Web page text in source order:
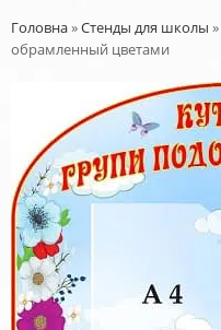
Головна»Стенды для школы »
обрамленный цветами